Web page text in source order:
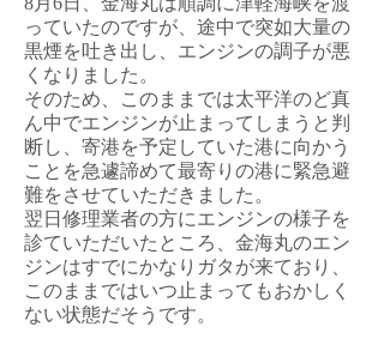
っていたのですが、途中で突如大量の
黒煙を吐き出し、エンジンの調子が悪
くなりました。
​そのため、このままでは太平洋のど真
ん中でエンジンが止まってしまうと判
断し、寄港を予定していた港に向かう
ことを急遽諦めて最寄りの港に緊急避
難をさせていただきました。
翌日修理業者の方にエンジンの様子を
診ていただいたところ、金海丸のエン
ジンはすでにかなりガタが来ており、
このままではいつ止まってもおかしく
ない状態だそうです。